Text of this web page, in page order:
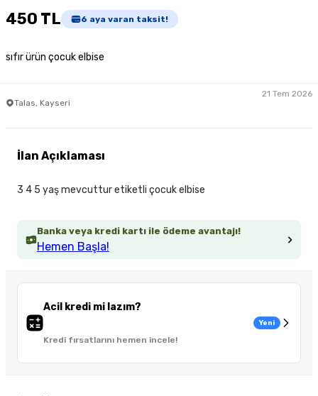
450 TL 6 aya varan taksit!
sıfır ürün çocuk elbise
Talas, Kayseri
21 Tem 2026
Banka veya kredi kartı ile ödeme avantajı!
Hemen Başla!
Acil kredi mi lazım?
Kredi fırsatlarını hemen incele!
Yeni
İlan Açıklaması
3 4 5 yaş mevcuttur etiketli çocuk elbise